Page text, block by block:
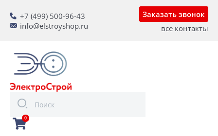
+7 (499) 500-96-43
info@elstroyshop.ru
Заказать звонок
все контакты
0